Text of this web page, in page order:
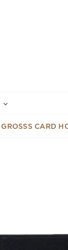
GROSSS CARD